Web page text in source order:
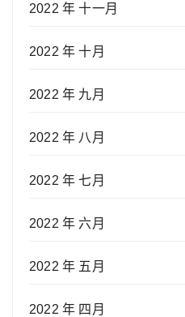
2022 年 十一月
2022 年 十月
2022 年 九月
2022 年 八月
2022 年 七月
2022 年 六月
2022 年 五月
2022 年 四月